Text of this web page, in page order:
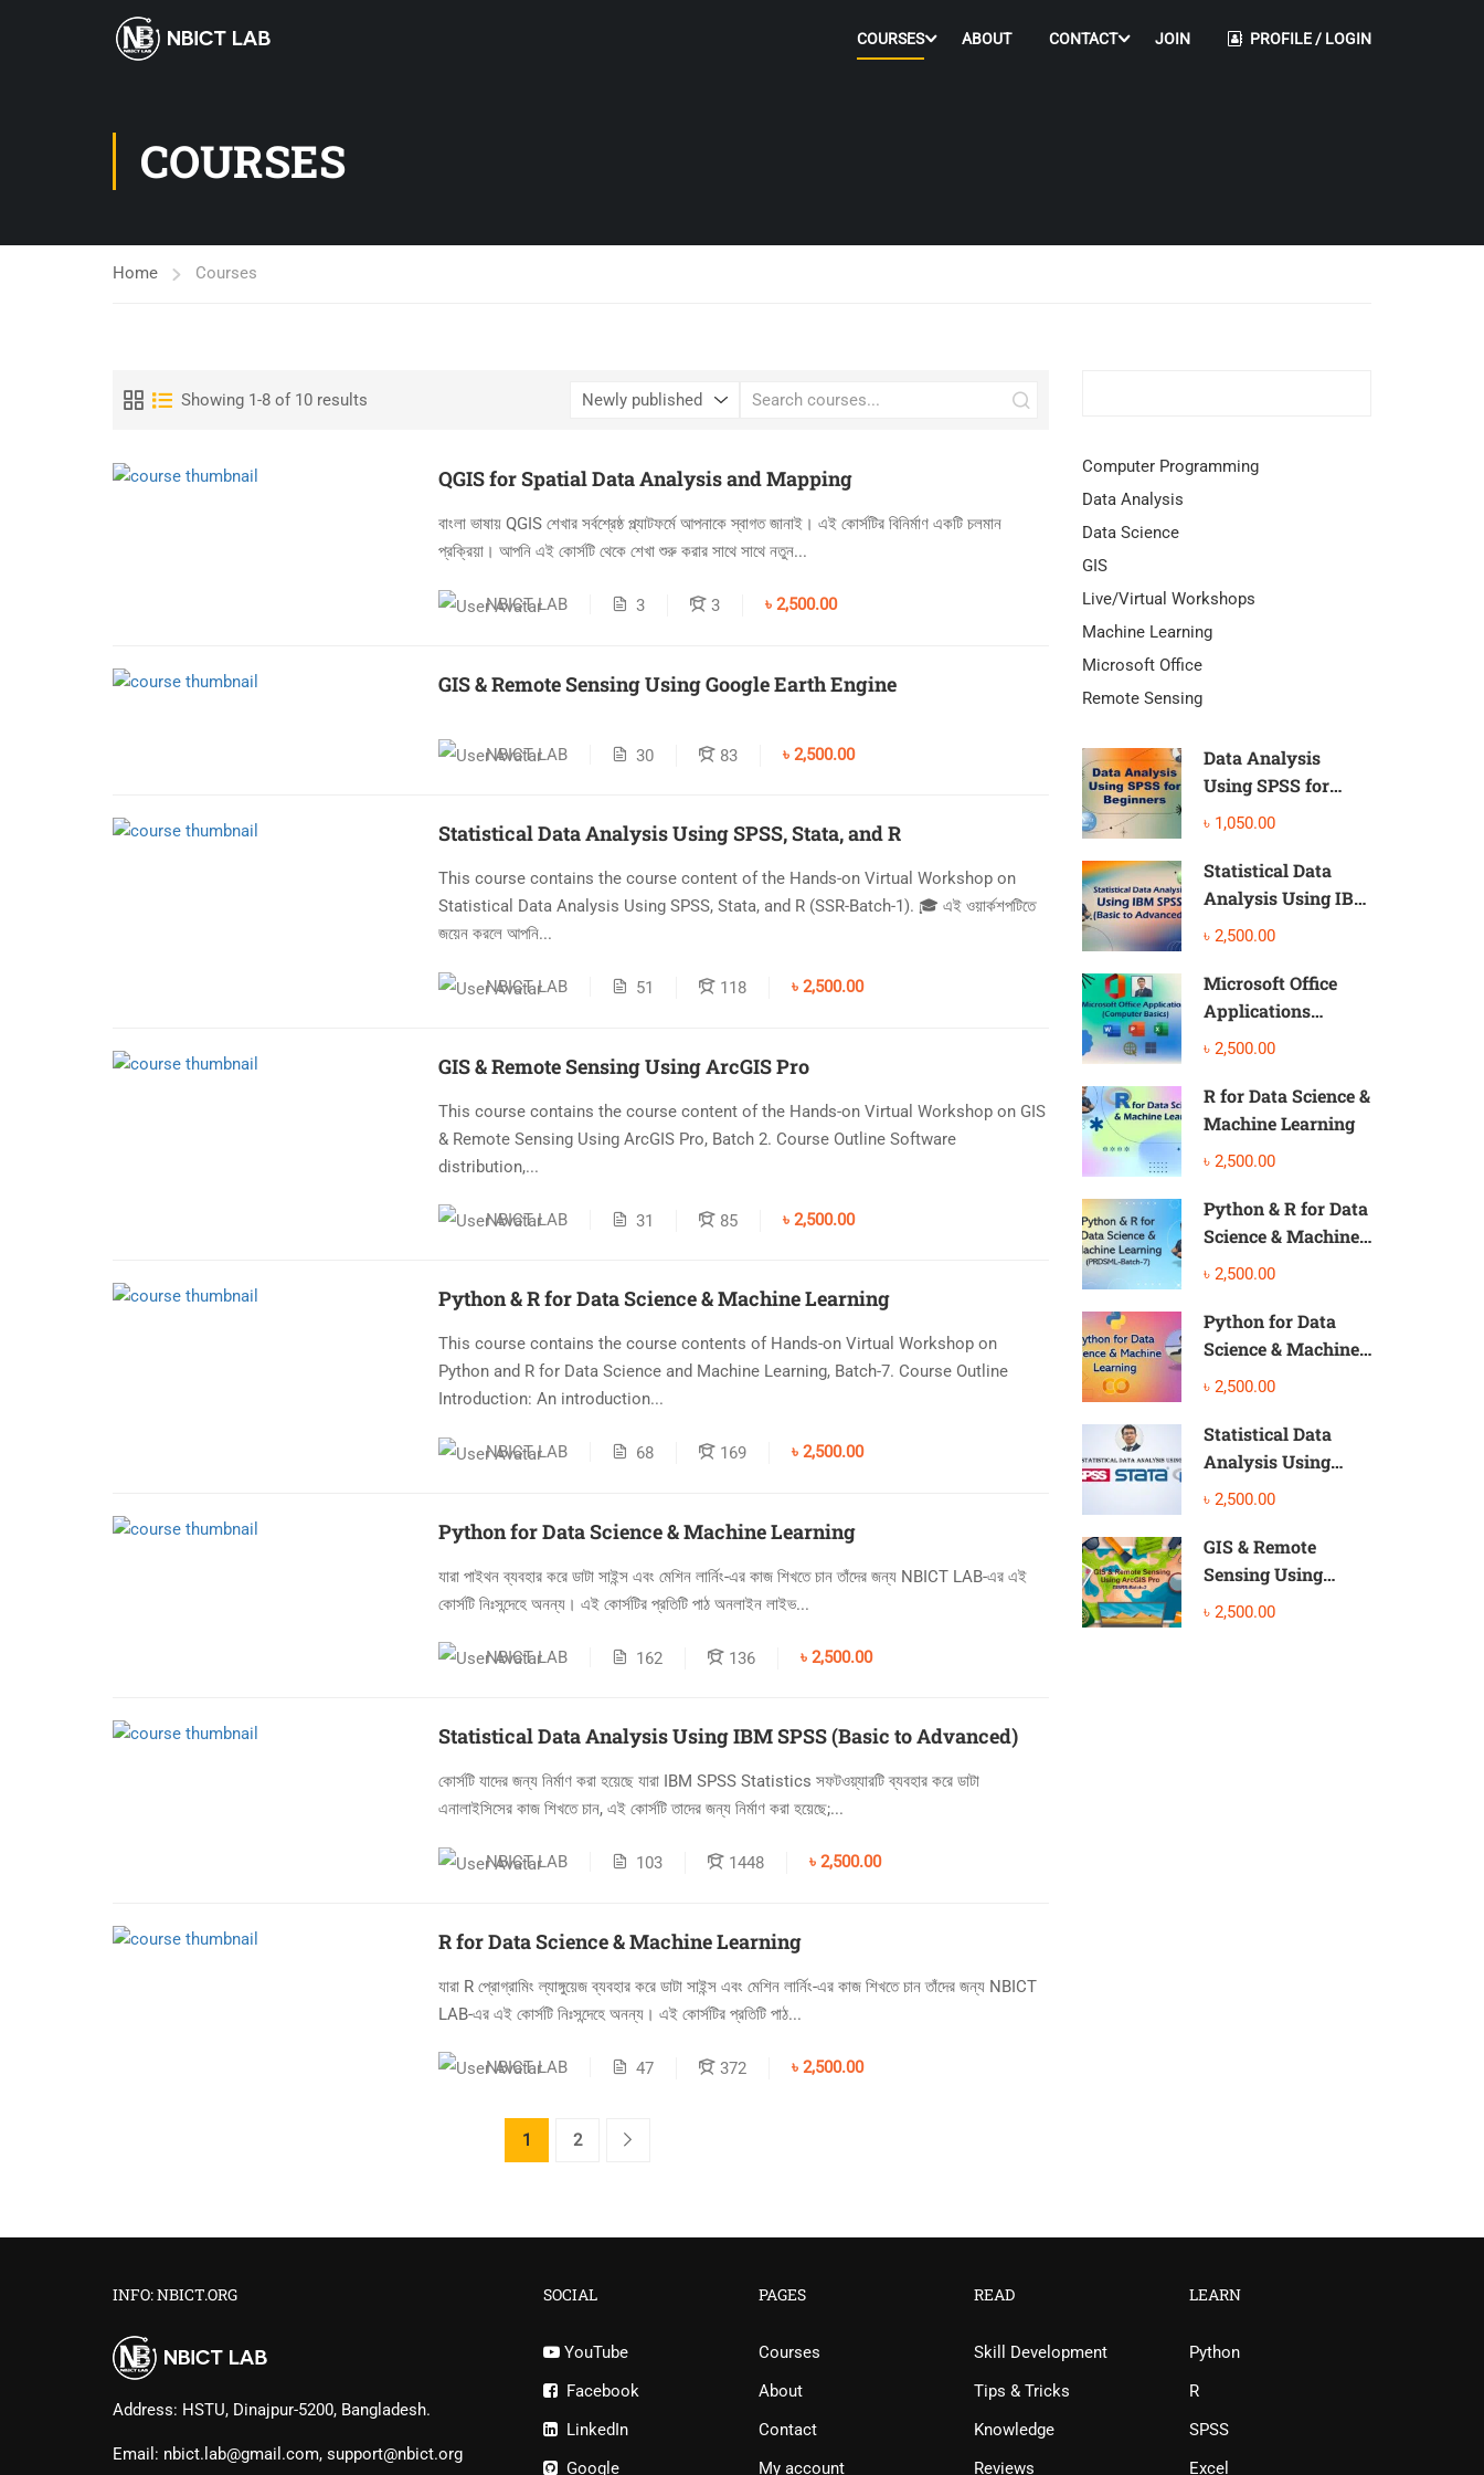
COURSES ABOUT CONTACT JOIN PROFILE / LOGIN
COURSES
Home Courses
Showing 1-8 of 10 results
QGIS for Spatial Data Analysis and Mapping
বাংলা ভাষায় QGIS শেখার সর্বশ্রেষ্ঠ প্ল্যাটফর্মে আপনাকে স্বাগত জানাই। এই কোর্সটির বিনির্মাণ একটি চলমান
প্রক্রিয়া। আপনি এই কোর্সটি থেকে শেখা শুরু করার সাথে সাথে নতুন...
NBICT LAB 3 3 ৳ 2,500.00
GIS & Remote Sensing Using Google Earth Engine
NBICT LAB 30 83 ৳ 2,500.00
Statistical Data Analysis Using SPSS, Stata, and R
This course contains the course content of the Hands-on Virtual Workshop on
Statistical Data Analysis Using SPSS, Stata, and R (SSR-Batch-1). 🎓 এই ওয়ার্কশপটিতে
জয়েন করলে আপনি...
NBICT LAB 51 118 ৳ 2,500.00
GIS & Remote Sensing Using ArcGIS Pro
This course contains the course content of the Hands-on Virtual Workshop on GIS
& Remote Sensing Using ArcGIS Pro, Batch 2. Course Outline Software
distribution,...
NBICT LAB 31 85 ৳ 2,500.00
Python & R for Data Science & Machine Learning
This course contains the course contents of Hands-on Virtual Workshop on
Python and R for Data Science and Machine Learning, Batch-7. Course Outline
Introduction: An introduction...
NBICT LAB 68 169 ৳ 2,500.00
Python for Data Science & Machine Learning
যারা পাইথন ব্যবহার করে ডাটা সাইন্স এবং মেশিন লার্নিং-এর কাজ শিখতে চান তাঁদের জন্য NBICT LAB-এর এই
কোর্সটি নিঃসন্দেহে অনন্য। এই কোর্সটির প্রতিটি পাঠ অনলাইন লাইভ...
NBICT LAB 162 136 ৳ 2,500.00
Statistical Data Analysis Using IBM SPSS (Basic to Advanced)
কোর্সটি যাদের জন্য নির্মাণ করা হয়েছে যারা IBM SPSS Statistics সফটওয়্যারটি ব্যবহার করে ডাটা
এনালাইসিসের কাজ শিখতে চান, এই কোর্সটি তাদের জন্য নির্মাণ করা হয়েছে;...
NBICT LAB 103 1448 ৳ 2,500.00
R for Data Science & Machine Learning
যারা R প্রোগ্রামিং ল্যাঙ্গুয়েজ ব্যবহার করে ডাটা সাইন্স এবং মেশিন লার্নিং-এর কাজ শিখতে চান তাঁদের জন্য NBICT
LAB-এর এই কোর্সটি নিঃসন্দেহে অনন্য। এই কোর্সটির প্রতিটি পাঠ...
NBICT LAB 47 372 ৳ 2,500.00
1 2
Computer Programming
Data Analysis
Data Science
GIS
Live/Virtual Workshops
Machine Learning
Microsoft Office
Remote Sensing
Data Analysis
Using SPSS for
Beginners
৳ 1,050.00
Statistical Data
Analysis Using IBM
SPSS (Basic to
৳ 2,500.00
Microsoft Office
Applications
(Computer Basic)
৳ 2,500.00
R for Data Science &
Machine Learning
৳ 2,500.00
Python & R for Data
Science & Machine
Learning
৳ 2,500.00
Python for Data
Science & Machine
Learning
৳ 2,500.00
Statistical Data
Analysis Using
SPSS, Stata, and R
৳ 2,500.00
GIS & Remote
Sensing Using
ArcGIS Pro
৳ 2,500.00
INFO: NBICT.ORG
Address: HSTU, Dinajpur-5200, Bangladesh.
Email: nbict.lab@gmail.com, support@nbict.org
SOCIAL
YouTube
Facebook
LinkedIn
Google
PAGES
Courses
About
Contact
My account
READ
Skill Development
Tips & Tricks
Knowledge
Reviews
LEARN
Python
R
SPSS
Excel